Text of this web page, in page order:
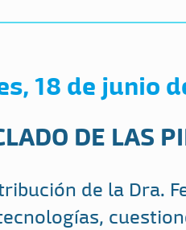
18 de junio
DE LAS
de la Dra.